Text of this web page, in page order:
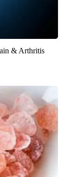
& Arthritis